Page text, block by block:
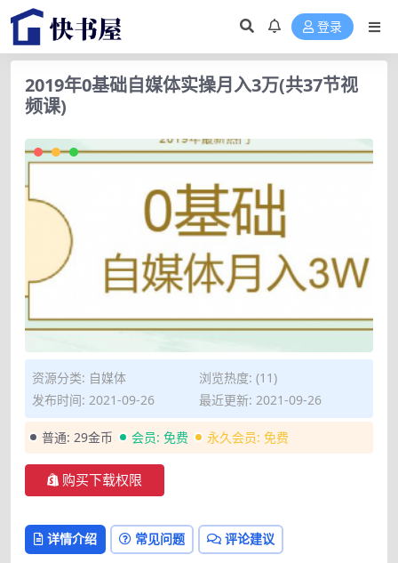
登录
2019年0基础自媒体实操月入3万(共37节视
频课)
资源分类: 自媒体
浏览热度: (11)
发布时间: 2021-09-26
最近更新: 2021-09-26
普通: 29金币 会员: 免费 永久会员: 免费
购买下载权限
详情介绍 常见问题 评论建议